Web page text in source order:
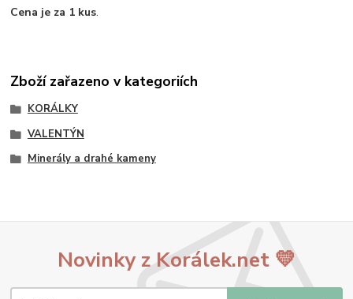
Cena je za 1 kus.
Zboží zařazeno v kategoriích
KORÁLKY
VALENTÝN
Minerály a drahé kameny
Novinky z Korálek.net 💛